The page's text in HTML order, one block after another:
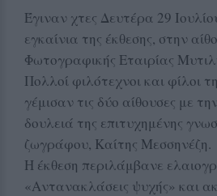
Έγιναν χτες Δευτέρα 29
εγκαίνια της έκθεσης, στην
Φωτογραφικής Εταιρίας
Πολλοί φιλότεχνοι και φίλοι
γέμισαν τις δύο αίθουσες με
δουλειά της επιτυχημένης
ζωγράφου, Καίτης Μεσσηνέζη.
Η έκθεση περιλάμβανε
«Αντανακλάσεις ψυχής» και